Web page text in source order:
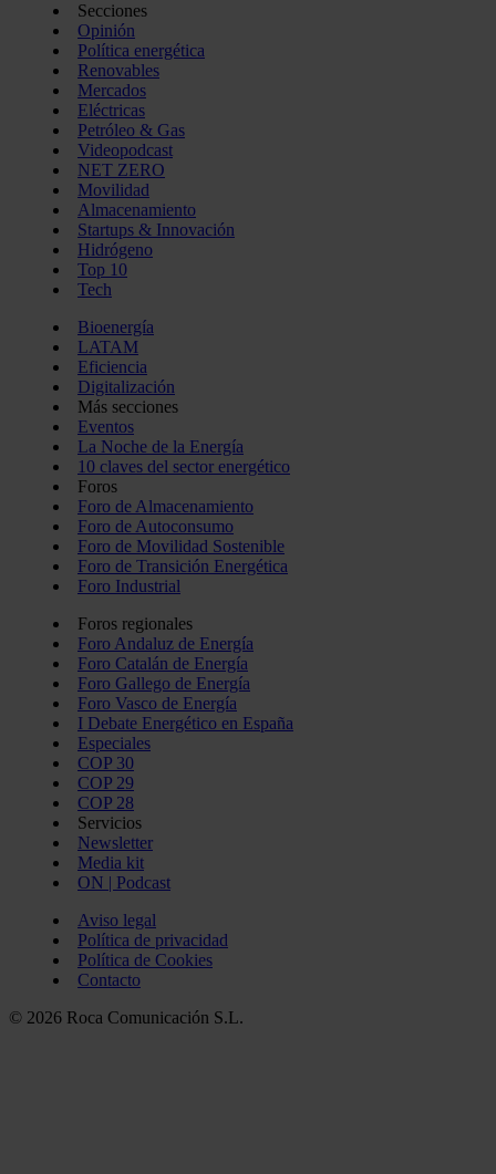
Secciones
Opinión
Política energética
Renovables
Mercados
Eléctricas
Petróleo & Gas
Videopodcast
NET ZERO
Movilidad
Almacenamiento
Startups & Innovación
Hidrógeno
Top 10
Tech
Bioenergía
LATAM
Eficiencia
Digitalización
Más secciones
Eventos
La Noche de la Energía
10 claves del sector energético
Foros
Foro de Almacenamiento
Foro de Autoconsumo
Foro de Movilidad Sostenible
Foro de Transición Energética
Foro Industrial
Foros regionales
Foro Andaluz de Energía
Foro Catalán de Energía
Foro Gallego de Energía
Foro Vasco de Energía
I Debate Energético en España
Especiales
COP 30
COP 29
COP 28
Servicios
Newsletter
Media kit
ON | Podcast
Aviso legal
Política de privacidad
Política de Cookies
Contacto
© 2026 Roca Comunicación S.L.